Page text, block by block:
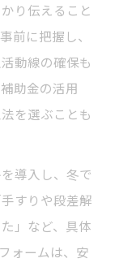
り伝えること
前に把握し、
動線の確保も
助金の活用
を選ぶことも
導入し、冬で
すりや段差解
」など、具体
ォームは、安